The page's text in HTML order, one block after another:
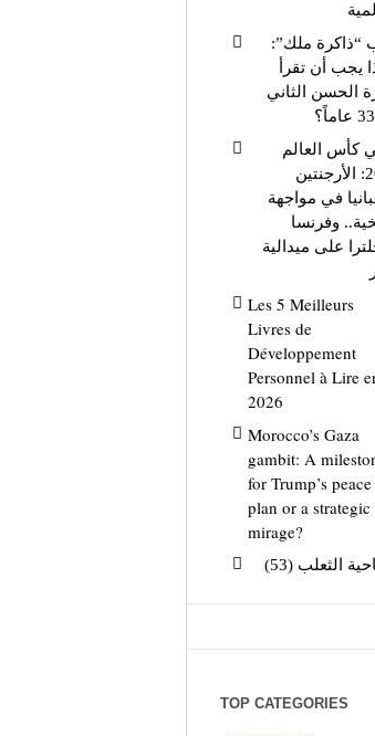
“ذاكرة ملك”:
يجب أن تقرأ
الحسن الثاني
كأس العالم
2026: الأرجنتين
في مواجهة
وفرنسا
على ميدالية
Les 5 Meilleurs
Livres de
Développement
Personnel à Lire
2026
Morocco’s Gaza
gambit: A
for Trump’s peace
plan or a strategic
mirage?
الثعلب (53)
TOP CATEGORIES